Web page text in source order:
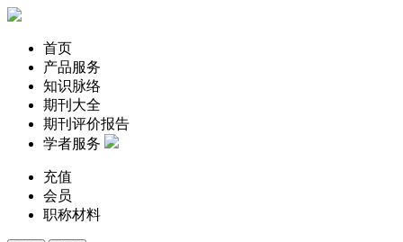
首页
产品服务
知识脉络
期刊大全
期刊评价报告
学者服务
充值
会员
职称材料